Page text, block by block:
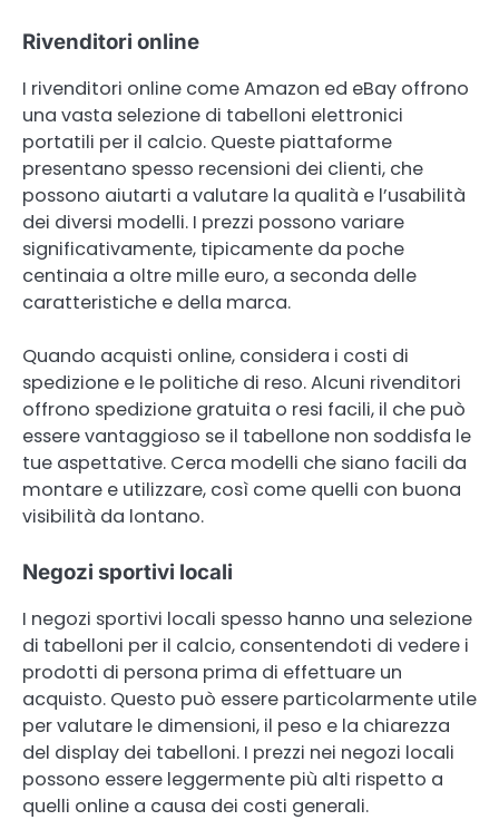
Rivenditori online
I rivenditori online come Amazon ed eBay offrono
una vasta selezione di tabelloni elettronici
portatili per il calcio. Queste piattaforme
presentano spesso recensioni dei clienti, che
possono aiutarti a valutare la qualità e l’usabilità
dei diversi modelli. I prezzi possono variare
significativamente, tipicamente da poche
centinaia a oltre mille euro, a seconda delle
caratteristiche e della marca.
Quando acquisti online, considera i costi di
spedizione e le politiche di reso. Alcuni rivenditori
offrono spedizione gratuita o resi facili, il che può
essere vantaggioso se il tabellone non soddisfa le
tue aspettative. Cerca modelli che siano facili da
montare e utilizzare, così come quelli con buona
visibilità da lontano.
Negozi sportivi locali
I negozi sportivi locali spesso hanno una selezione
di tabelloni per il calcio, consentendoti di vedere i
prodotti di persona prima di effettuare un
acquisto. Questo può essere particolarmente utile
per valutare le dimensioni, il peso e la chiarezza
del display dei tabelloni. I prezzi nei negozi locali
possono essere leggermente più alti rispetto a
quelli online a causa dei costi generali.